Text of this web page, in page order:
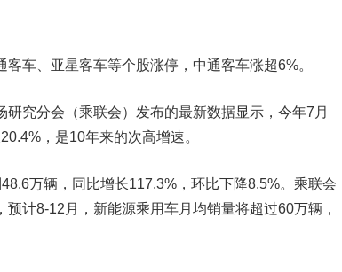
客车 亚星客车等个股涨停， 中通客车涨超6%。
究分会（乘联会）发布的最新数据显示，今年7月
，是10年来的次高增速。
万辆，同比增长117.3%，环比下降8.5%。乘联会
计8-12月，新能源乘用车月均销量将超过60万辆，